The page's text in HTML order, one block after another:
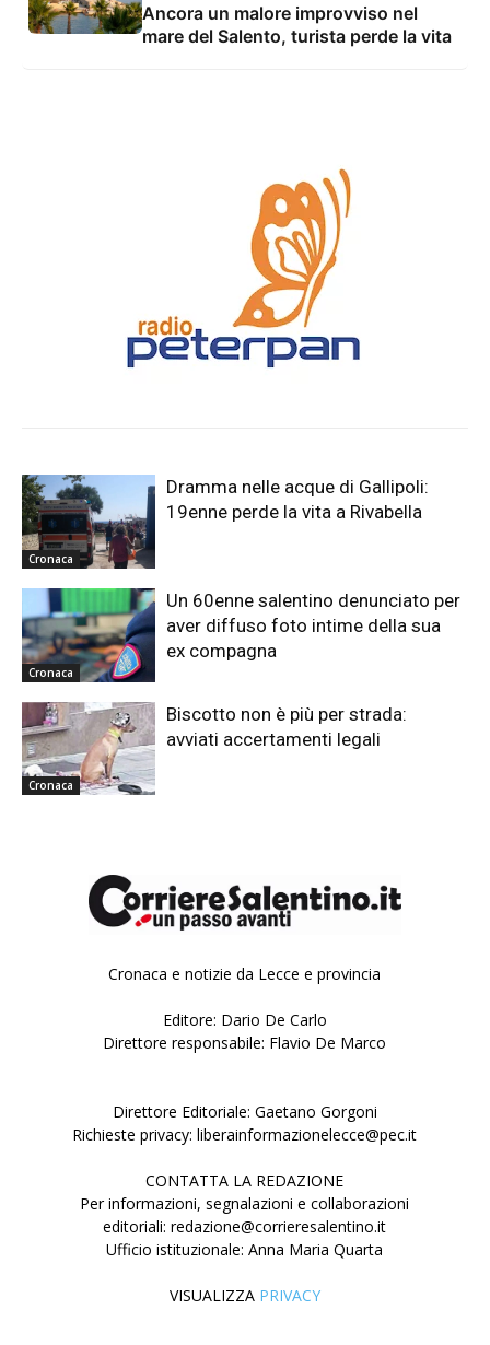
Ancora un malore improvviso nel
mare del Salento, turista perde la vita
Cronaca
Dramma nelle acque di Gallipoli:
19enne perde la vita a Rivabella
Cronaca
Un 60enne salentino denunciato per
aver diffuso foto intime della sua
ex compagna
Cronaca
Biscotto non è più per strada:
avviati accertamenti legali
Cronaca e notizie da Lecce e provincia
Editore: Dario De Carlo
Direttore responsabile: Flavio De Marco
Direttore Editoriale: Gaetano Gorgoni
Richieste privacy: liberainformazionelecce@pec.it
CONTATTA LA REDAZIONE
Per informazioni, segnalazioni e collaborazioni
editoriali: redazione@corrieresalentino.it
Ufficio istituzionale: Anna Maria Quarta
VISUALIZZA PRIVACY